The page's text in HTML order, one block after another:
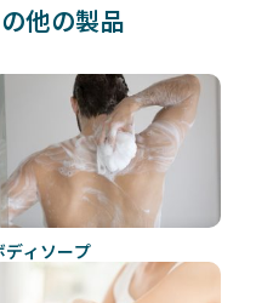
他の製品
ディソープ